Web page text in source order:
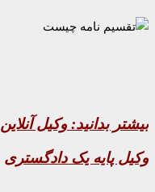
بیشتر بدانید: وکیل آنلاین
وکیل پایه یک دادگستری